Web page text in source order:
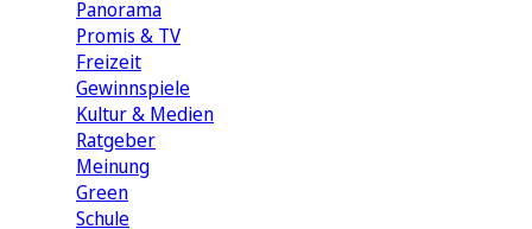
Panorama
Promis & TV
Freizeit
Gewinnspiele
Kultur & Medien
Ratgeber
Meinung
Green
Schule